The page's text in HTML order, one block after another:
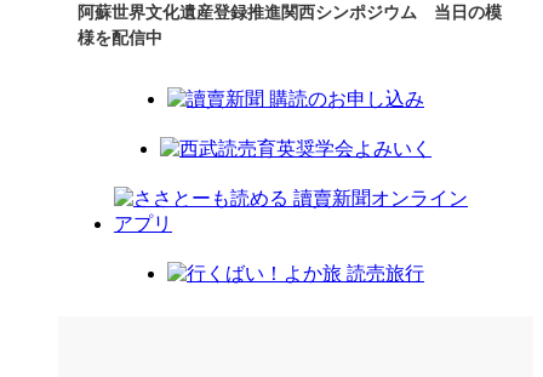
阿蘇世界文化遺産登録推進関西シンポジウム 当日の模
様を配信中